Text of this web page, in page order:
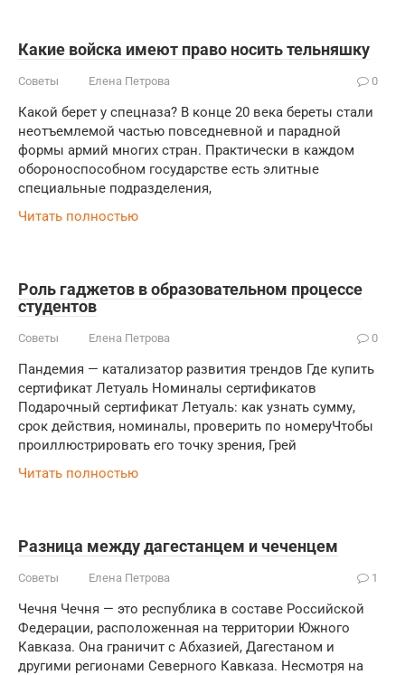
Какие войска имеют право носить тельняшку
Советы Елена Петрова 0
Какой берет у спецназа? В конце 20 века береты стали
неотъемлемой частью повседневной и парадной
формы армий многих стран. Практически в каждом
обороноспособном государстве есть элитные
специальные подразделения,
Читать полностью
Роль гаджетов в образовательном процессе
студентов
Советы Елена Петрова 0
Пандемия — катализатор развития трендов Где купить
сертификат Летуаль Номиналы сертификатов
Подарочный сертификат Летуаль: как узнать сумму,
срок действия, номиналы, проверить по номеруЧтобы
проиллюстрировать его точку зрения, Грей
Читать полностью
Разница между дагестанцем и чеченцем
Советы Елена Петрова 1
Чечня Чечня — это республика в составе Российской
Федерации, расположенная на территории Южного
Кавказа. Она граничит с Абхазией, Дагестаном и
другими регионами Северного Кавказа. Несмотря на